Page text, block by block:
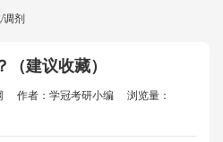
调剂
建议收藏）
作者：学冠考研小编
浏览量：